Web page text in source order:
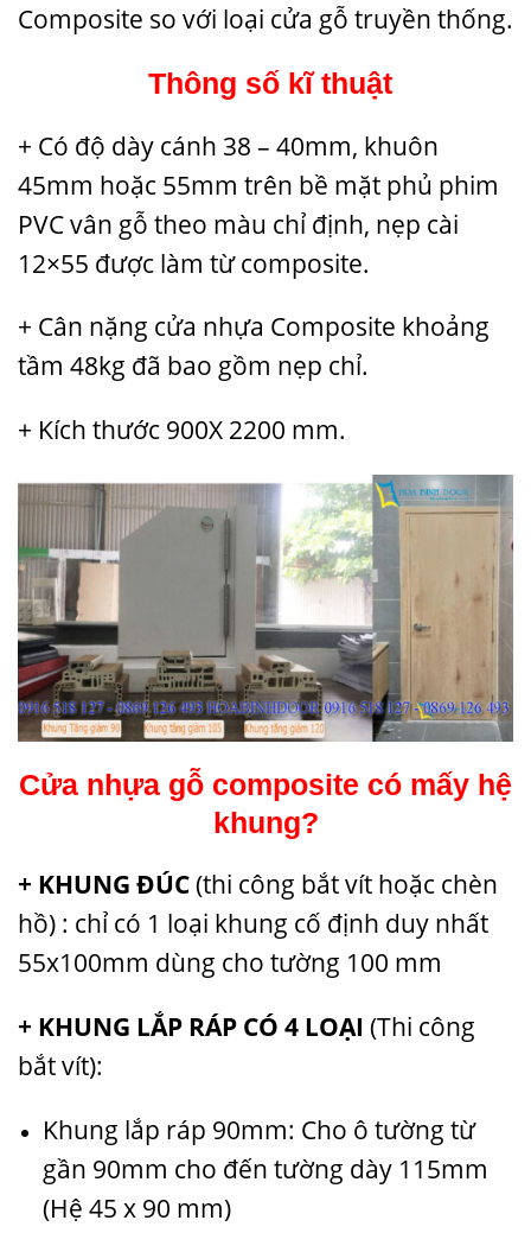
Composite so với loại cửa gỗ truyền thống.
Thông số kĩ thuật
+ Có độ dày cánh 38 – 40mm, khuôn
45mm hoặc 55mm trên bề mặt phủ phim
PVC vân gỗ theo màu chỉ định, nẹp cài
12×55 được làm từ composite.
+ Cân nặng cửa nhựa Composite khoảng
tầm 48kg đã bao gồm nẹp chỉ.
+ Kích thước 900X 2200 mm.
Cửa nhựa gỗ composite có mấy hệ
khung?
+ KHUNG ĐÚC(thi công bắt vít hoặc chèn
hồ) : chỉ có 1 loại khung cố định duy nhất
55x100mm dùng cho tường 100 mm
+ KHUNG LẮP RÁP CÓ 4 LOẠI (Thi công
bắt vít):
Khung lắp ráp 90mm: Cho ô tường từ
gần 90mm cho đến tường dày 115mm
(Hệ 45 x 90 mm)